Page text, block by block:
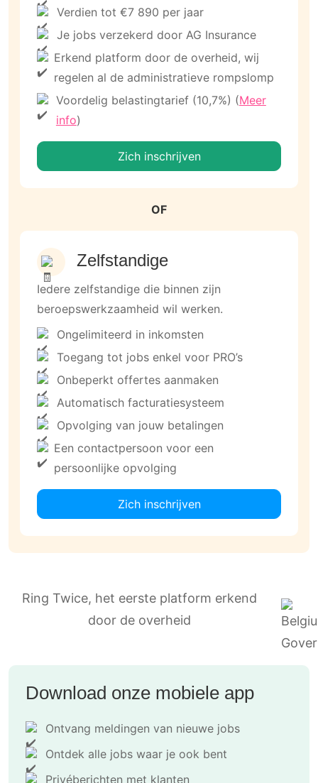
Verdien tot €7 890 per jaar
Je jobs verzekerd door AG Insurance
Erkend platform door de overheid, wij
regelen al de administratieve rompslomp
Voordelig belastingtarief (10,7%) (Meer
info)
Zich inschrijven
OF
Zelfstandige
Iedere zelfstandige die binnen zijn
beroepswerkzaamheid wil werken.
Ongelimiteerd in inkomsten
Toegang tot jobs enkel voor PRO’s
Onbeperkt offertes aanmaken
Automatisch facturatiesysteem
Opvolging van jouw betalingen
Een contactpersoon voor een
persoonlijke opvolging
Zich inschrijven
Ring Twice, het eerste platform erkend
door de overheid
Download onze mobiele app
Ontvang meldingen van nieuwe jobs
Ontdek alle jobs waar je ook bent
Privéberichten met klanten